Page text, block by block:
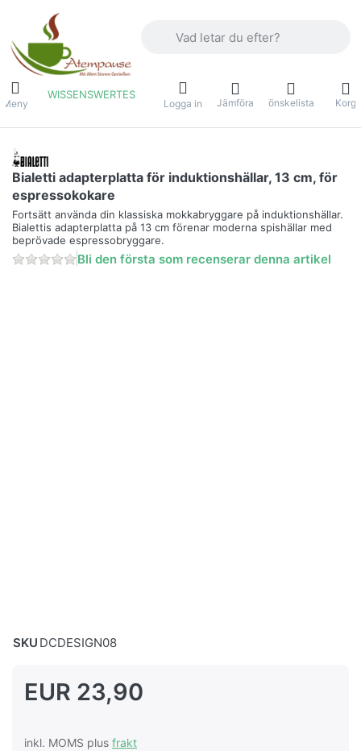
Meny
WISSENSWERTES
Logga in Jämföra önskelista Korg
Bialetti adapterplatta för induktionshällar, 13 cm, för
espressokokare
Fortsätt använda din klassiska mokkabryggare på induktionshällar.
Bialettis adapterplatta på 13 cm förenar moderna spishällar med
beprövade espressobryggare.
Bli den första som recenserar denna artikel
SKU DCDESIGN08
EUR 23,90
inkl. MOMS plus frakt